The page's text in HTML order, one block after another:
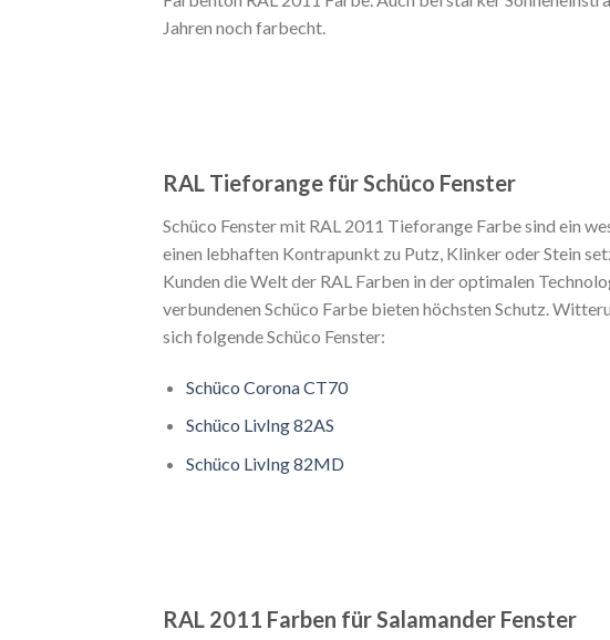
Jahren noch farbecht.
RAL Tieforange für Schüco Fenster
Schüco Fenster mit RAL 2011 Tieforange Farbe sind ein
einen lebhaften Kontrapunkt zu Putz, Klinker oder Stein
Kunden die Welt der RAL Farben in der optimalen
verbundenen Schüco Farbe bieten höchsten Schutz.
sich folgende Schüco Fenster:
Schüco Corona CT70
Schüco LivIng 82AS
Schüco LivIng 82MD
RAL 2011 Farben für Salamander Fenster